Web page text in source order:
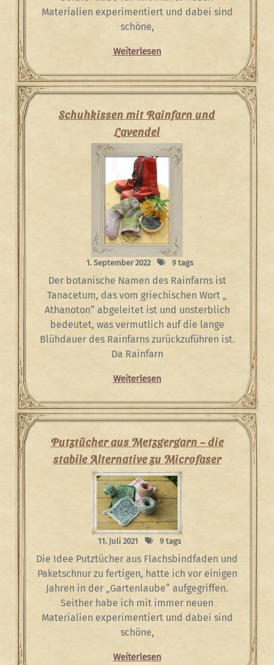
Materialien experimentiert und dabei sind
schöne,
Weiterlesen
Schuhkissen mit Rainfarn und
Lavendel
1. September 2022 9 tags
Der botanische Namen des Rainfarns ist
Tanacetum, das vom griechischen Wort „
Athanoton“ abgeleitet ist und unsterblich
bedeutet, was vermutlich auf die lange
Blühdauer des Rainfarns zurückzuführen ist.
Da Rainfarn
Weiterlesen
Putztücher aus Metzgergarn – die
stabile Alternative zu Microfaser
11. Juli 2021 9 tags
Die Idee Putztücher aus Flachsbindfaden und
Paketschnur zu fertigen, hatte ich vor einigen
Jahren in der „Gartenlaube“ aufgegriffen.
Seither habe ich mit immer neuen
Materialien experimentiert und dabei sind
schöne,
Weiterlesen